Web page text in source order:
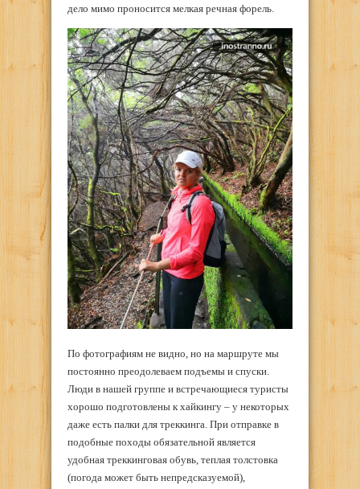
дело мимо проносится мелкая речная форель.
По фотографиям не видно, но на маршруте мы
постоянно преодолеваем подъемы и спуски.
Люди в нашей группе и встречающиеся туристы
хорошо подготовлены к хайкингу – у некоторых
даже есть палки для треккинга. При отправке в
подобные походы обязательной является
удобная треккинговая обувь, теплая толстовка
(погода может быть непредсказуемой),